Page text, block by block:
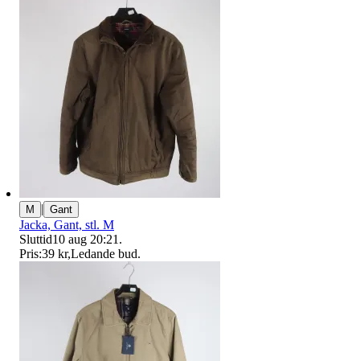
M | Gant
Jacka, Gant, stl. M
Sluttid10 aug 20:21 .
Pris:39 kr,Ledande bud.